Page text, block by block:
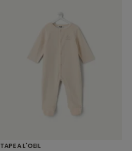
TAPE A L'OEIL